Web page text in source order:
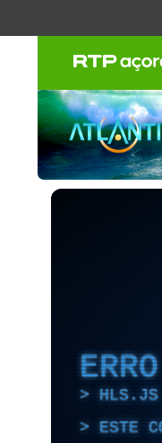
ERRO
HLS.JS
ESTE